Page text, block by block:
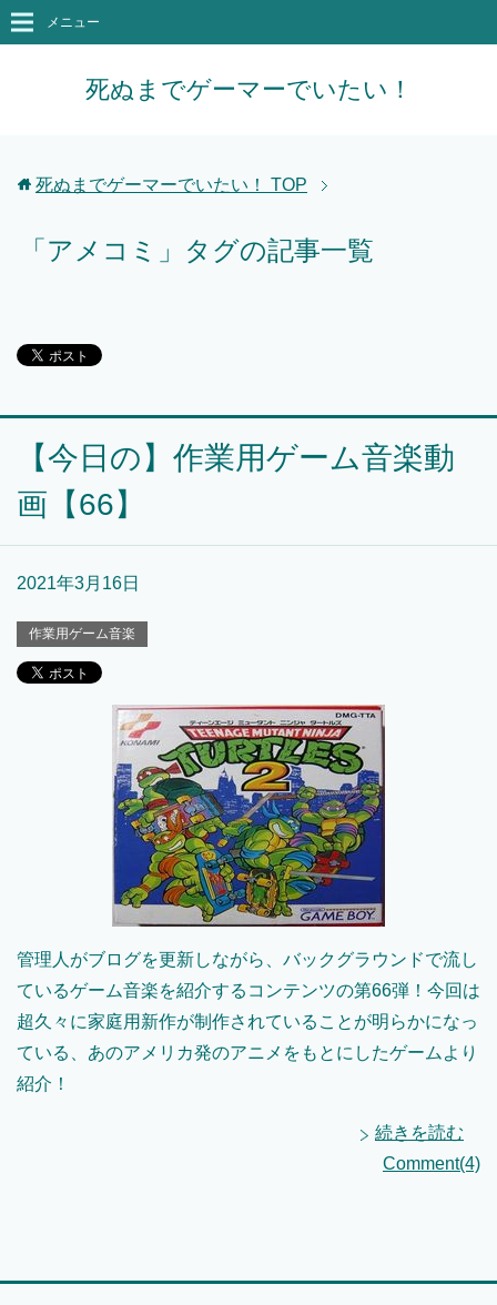
死ぬまでゲーマーでいたい！
メニュー
死ぬまでゲーマーでいたい！ TOP
「アメコミ」タグの記事一覧
【今日の】作業用ゲーム音楽動
画【66】
2021年3月16日
作業用ゲーム音楽
管理人がブログを更新しながら、バックグラウンドで流し
ているゲーム音楽を紹介するコンテンツの第66弾！今回は
超久々に家庭用新作が制作されていることが明らかになっ
ている、あのアメリカ発のアニメをもとにしたゲームより
紹介！
続きを読む
Comment(4)